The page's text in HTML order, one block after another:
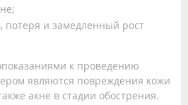
потеря и замедленный рост
к проведению
являются повреждения кожи
акне в стадии обострения.